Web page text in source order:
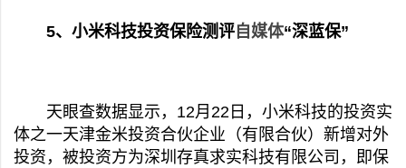
5、小米科技投资保险测评 自媒体“深蓝保”
天眼查数据显示，12月22日，小米科技的投资实
体之一天津金米投资合伙企业（有限合伙）新增对外
投资，被投资方为深圳存真求实科技有限公司，即保